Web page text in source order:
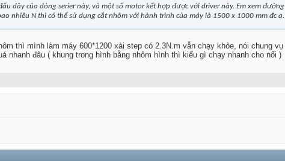
dây của dòng serier này, và một số motor kết hợp được với driver này. Em xem
nhiêu N thì có thể sử dụng cắt nhôm với hành trình của máy là 1500 x 1000 mm đc ạ.
thì mình làm máy 600*1200 xài step có 2.3N.m vẫn chạy khỏe, nói chung
nhanh đâu ( khung trong hình bằng nhôm hình thì kiểu gì chạy nhanh cho nổi )